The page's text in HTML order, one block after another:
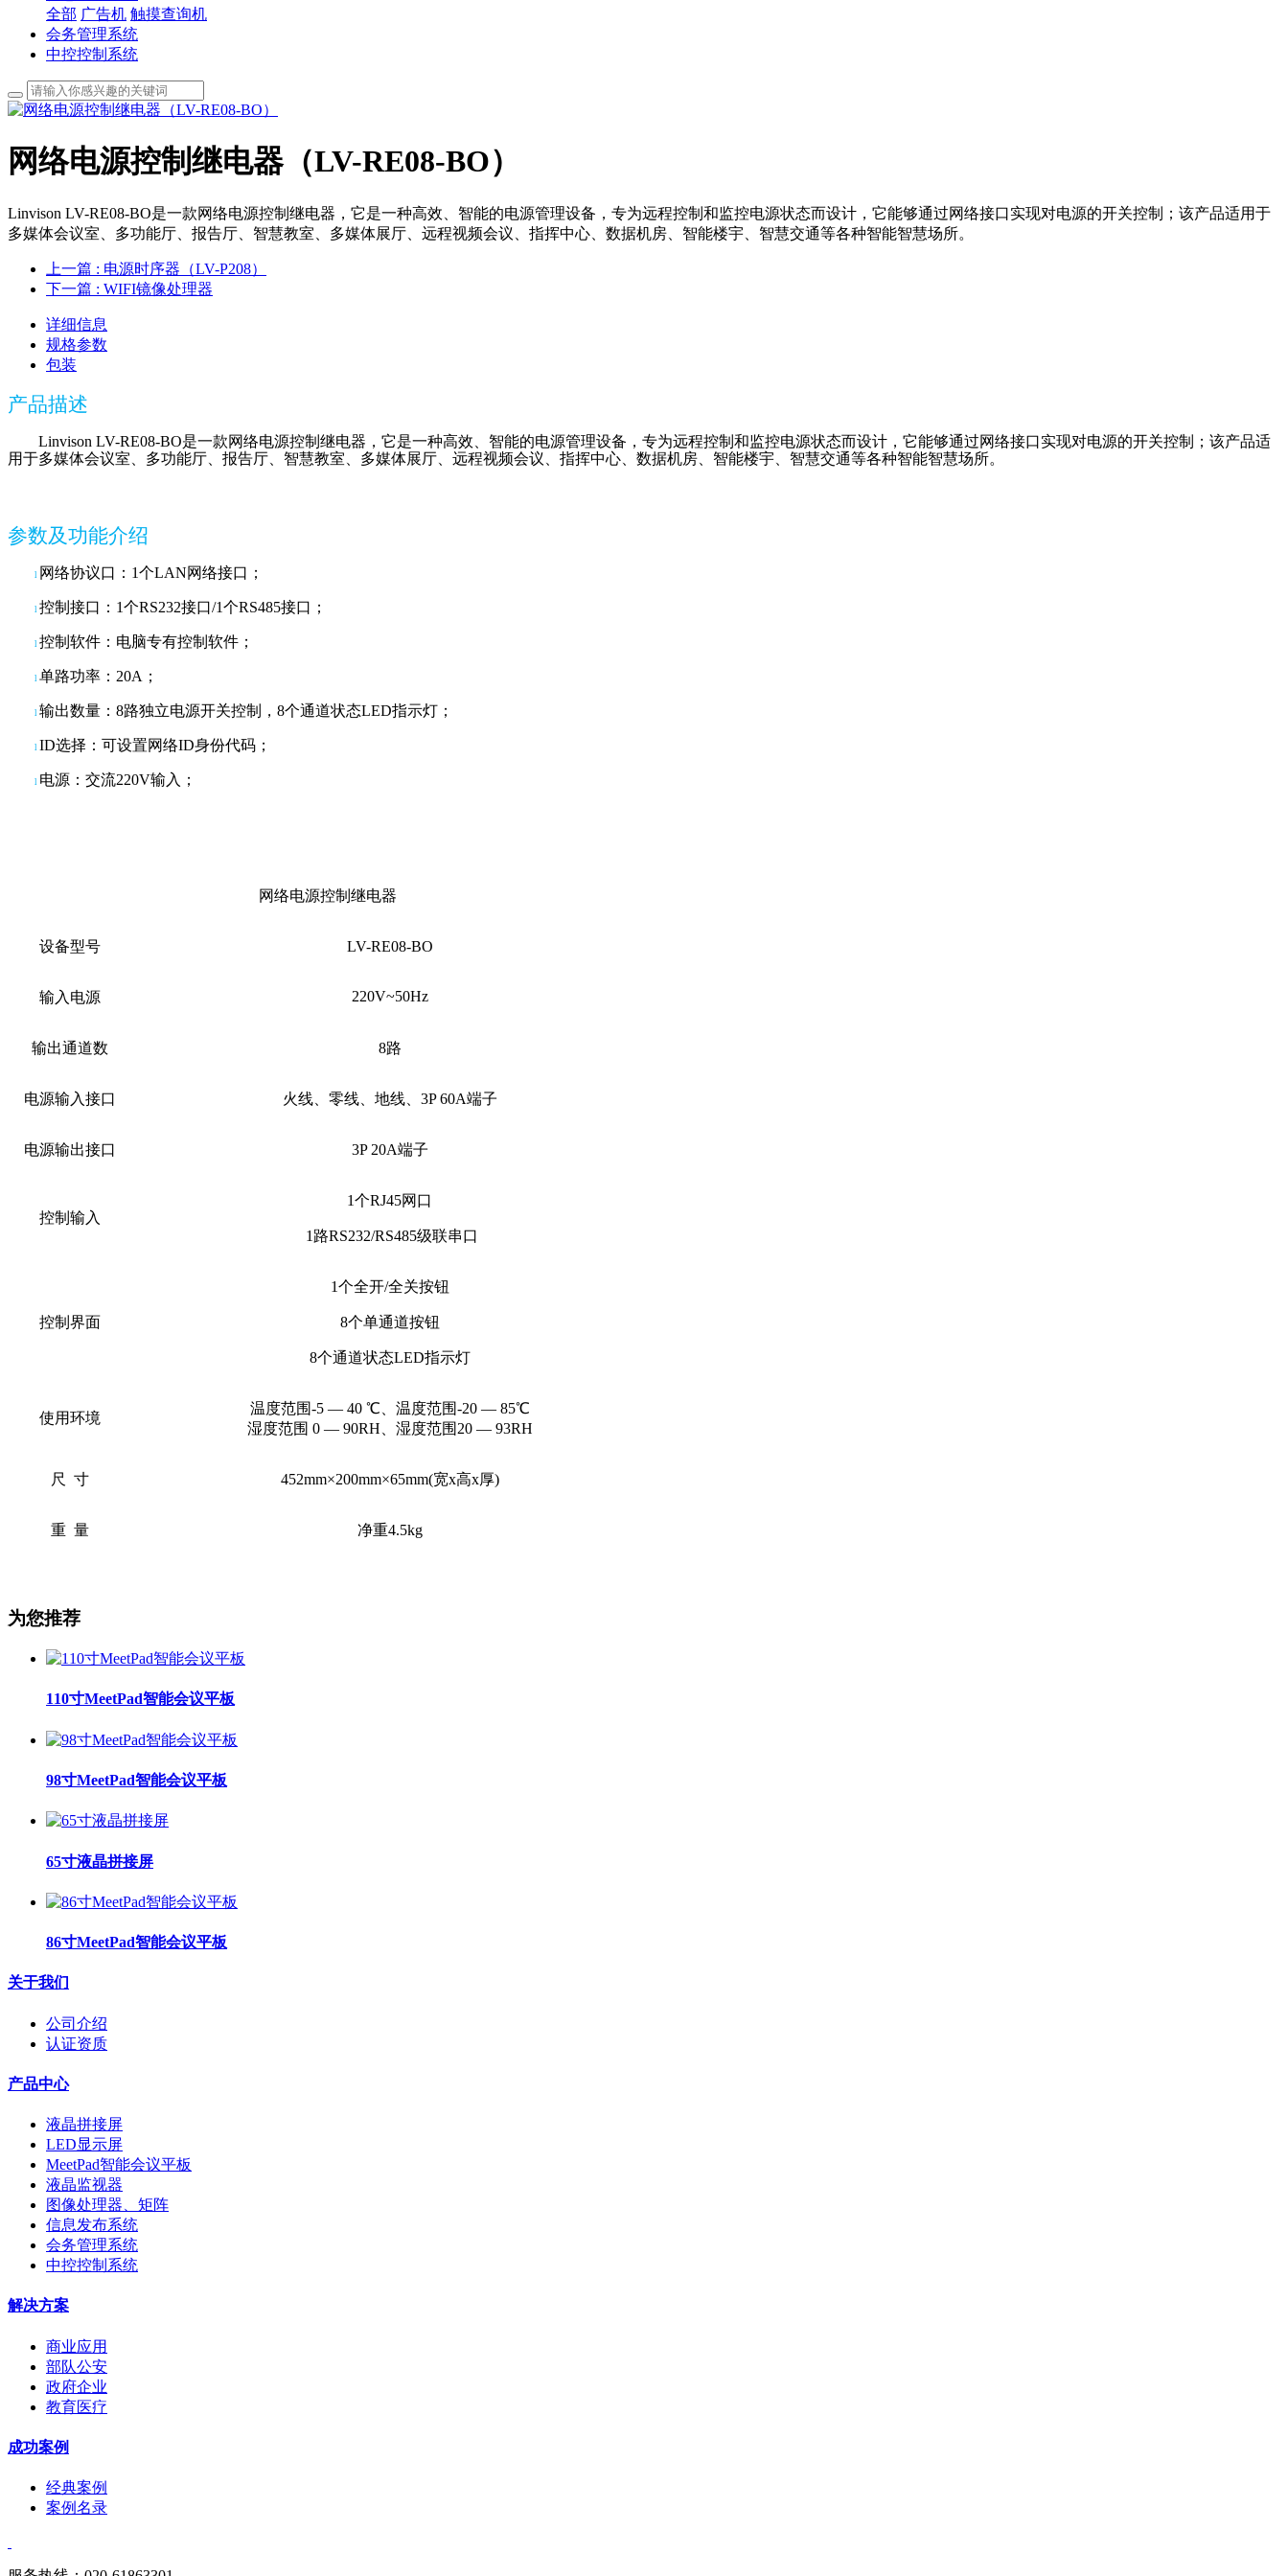
全部 广告机 触摸查询机
会务管理系统
中控控制系统
网络电源控制继电器（LV-RE08-BO）
Linvison LV-RE08-BO是一款网络电源控制继电器，它是一种高效、智能的电源管理设备，专为远程控制和监控电源状态而设计，它能够通过网络接口实现对电源的开关控制；该产品适用于
多媒体会议室、多功能厅、报告厅、智慧教室、多媒体展厅、远程视频会议、指挥中心、数据机房、智能楼宇、智慧交通等各种智能智慧场所。
上一篇 : 电源时序器（LV-P208）
下一篇 : WIFI镜像处理器
详细信息
规格参数
包装
产品描述
Linvison LV-RE08-BO是一款网络电源控制继电器 ， 它是一种高效、智能的电源管理设备，专为远程控制和监控电源状态而设计 ， 它能够通过网络接口实现对电源的开关控制 ； 该产品适
用于多媒体会议室、多功能厅、报告厅、智慧教室、多媒体展厅、远程视频会议、指挥中心、数据机房、智能楼宇、智慧交通等各种智能智慧场所。
参数及功能介绍
l 网络协议口： 1个LAN网络接口；
l 控制接口： 1个RS232接口/1个RS485接口；
l 控制软件：电脑专有控制软件；
l 单路功率： 20A；
l 输出数量： 8路独立电源开关控制 ， 8个通道状态LED指示灯；
l ID选择：可设置网络ID身份代码；
l 电源：交流220V输入 ；
网络电源控制继电器
设备型号 LV-RE08-BO
输入电源 220V~50Hz
输出通道数 8路
电源输入接口 火线、零线、地线、 3P 60A端子
电源输出接口 3P 20A端子
控制输入
1个RJ45网口
1路RS232/RS485级联串口
控制界面
1个全开/全关按钮
8个单通道按钮
8个通道状态LED指示灯
使用环境
温度范围-5 ― 40 ℃、温度范围-20 ― 85℃
湿度范围 0 ― 90RH、湿度范围20 ― 93RH
尺 寸 452mm×200mm×65mm(宽x高x厚)
重 量 净重4.5kg
为您推荐
110寸MeetPad智能会议平板
98寸MeetPad智能会议平板
65寸液晶拼接屏
86寸MeetPad智能会议平板
关于我们
公司介绍
认证资质
产品中心
液晶拼接屏
LED显示屏
MeetPad智能会议平板
液晶监视器
图像处理器、矩阵
信息发布系统
会务管理系统
中控控制系统
解决方案
商业应用
部队公安
政府企业
教育医疗
成功案例
经典案例
案例名录